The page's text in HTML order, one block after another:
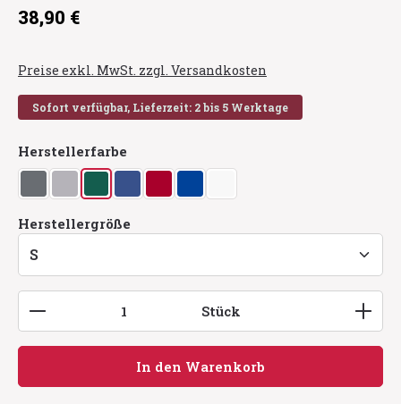
Regulärer Preis:
38,90 €
Preise exkl. MwSt. zzgl. Versandkosten
Sofort verfügbar, Lieferzeit: 2 bis 5 Werktage
Herstellerfarbe
aschegrau grünnavyrot royalblau
weiß
Herstellergröße
Produkt Anzahl: Gib den gewünschten Wert
Stück
In den Warenkorb